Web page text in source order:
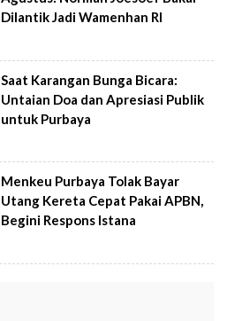
Dilantik Jadi Wamenhan RI
Saat Karangan Bunga Bicara:
Untaian Doa dan Apresiasi Publik
untuk Purbaya
Menkeu Purbaya Tolak Bayar
Utang Kereta Cepat Pakai APBN,
Begini Respons Istana